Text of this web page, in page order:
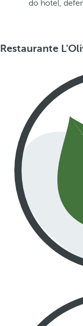
do hotel,
Restaurante